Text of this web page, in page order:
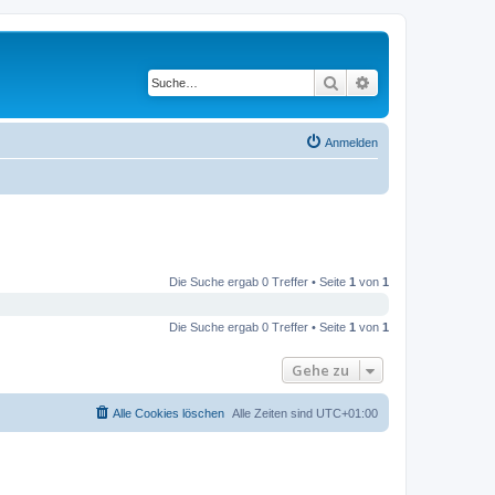
Suche
Anmelden
Die Suche ergab 0 Treffer • Seite 1 von 1
Die Suche ergab 0 Treffer • Seite 1 von 1
Gehe zu
Alle Zeiten sind UTC+01:00
Alle Cookies löschen